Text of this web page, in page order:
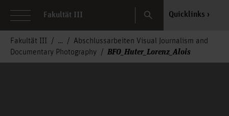
Fakultät III Search Quicklinks
Fakultät III
Abschlussarbeiten Visual Journalism and
Documentary Photography
BFO_Huter_Lorenz_Alois